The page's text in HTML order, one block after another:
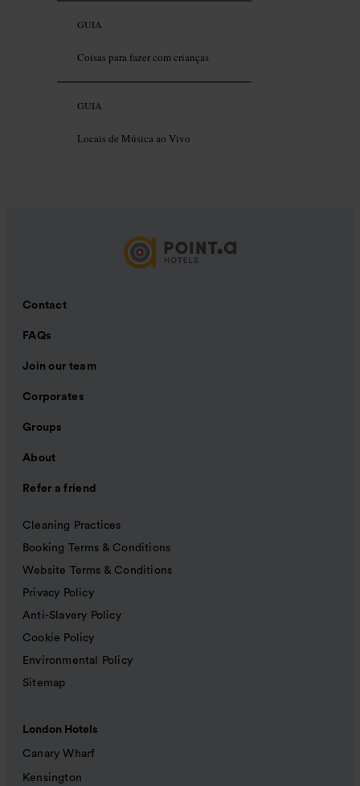
GUIA
Coisas para fazer com crianças
GUIA
Locais de Música ao Vivo
Contact
FAQs
Join our team
Corporates
Groups
About
Refer a friend
Cleaning Practices
Booking Terms & Conditions
Website Terms & Conditions
Privacy Policy
Anti-Slavery Policy
Cookie Policy
Environmental Policy
Sitemap
London Hotels
Canary Wharf
Kensington